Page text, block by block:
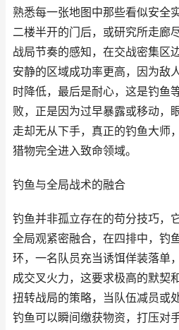
熟悉每一张地图中那些看似安全
二楼半开的门后，或研究所走廊
战局节奏的感知，在交战密集区
安静的区域成功率更高，因为敌
时降低，最后是耐心，这是钓鱼
败，正是因为过早暴露或移动，
走却无从下手，真正的钓鱼大师
猎物完全进入致命领域。
钓鱼与全局战术的融合
钓鱼并非孤立存在的苟分技巧，
全局观紧密融合，在四排中，钓
环，一名队员充当诱饵佯装落单
成交叉火力，这要求极高的默契
扭转战局的策略，当队伍减员或
钓鱼可以瞬间缴获物资，打压对